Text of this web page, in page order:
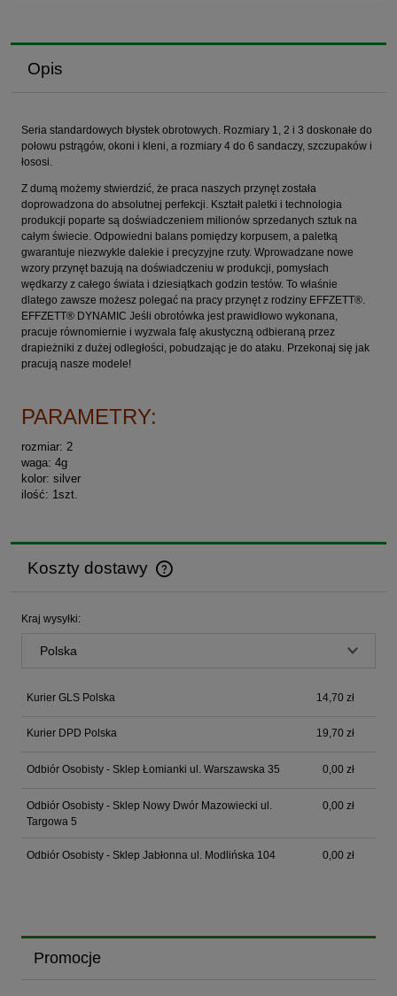
Opis
Seria standardowych błystek obrotowych. Rozmiary 1, 2 i 3 doskonałe do
połowu pstrągów, okoni i kleni, a rozmiary 4 do 6 sandaczy, szczupaków i
łososi.
Z dumą możemy stwierdzić, że praca naszych przynęt została
doprowadzona do absolutnej perfekcji. Kształt paletki i technologia
produkcji poparte są doświadczeniem milionów sprzedanych sztuk na
całym świecie. Odpowiedni balans pomiędzy korpusem, a paletką
gwarantuje niezwykle dalekie i precyzyjne rzuty. Wprowadzane nowe
wzory przynęt bazują na doświadczeniu w produkcji, pomysłach
wędkarzy z całego świata i dziesiątkach godzin testów. To właśnie
dlatego zawsze możesz polegać na pracy przynęt z rodziny EFFZETT®.
EFFZETT® DYNAMIC Jeśli obrotówka jest prawidłowo wykonana,
pracuje równomiernie i wyzwala falę akustyczną odbieraną przez
drapieżniki z dużej odległości, pobudzając je do ataku. Przekonaj się jak
pracują nasze modele!
PARAMETRY:
rozmiar: 2
waga: 4g
kolor: silver
ilość: 1szt.
Koszty dostawy
Cena nie zawiera ewentualnych kosztów płatności
Kraj wysyłki:
Kurier GLS Polska 14,70 zł
Kurier DPD Polska 19,70 zł
Odbiór Osobisty - Sklep Łomianki ul. Warszawska 35 0,00 zł
Odbiór Osobisty - Sklep Nowy Dwór Mazowiecki ul.
Targowa 5
0,00 zł
Odbiór Osobisty - Sklep Jabłonna ul. Modlińska 104 0,00 zł
Promocje